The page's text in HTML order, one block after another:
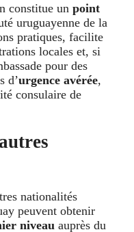
constitue un point
uruguayenne de la
pratiques, facilite
locales et, si
pour des
d’urgence avérée,
consulaire de
nationalités
peuvent obtenir
niveau auprès du